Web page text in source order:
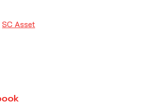
SC Asset